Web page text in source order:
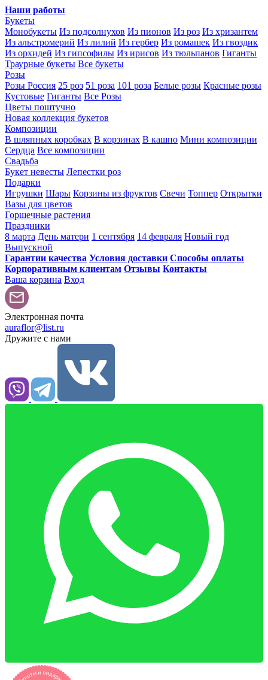
Наши работы
Букеты
Монобукеты Из подсолнухов Из пионов Из роз Из хризантем
Из альстромерий Из лилий Из гербер Из ромашек Из гвоздик
Из орхидей Из гипсофилы Из ирисов Из тюльпанов Гиганты
Траурные букеты Все букеты
Розы
Розы Россия 25 роз 51 роза 101 роза Белые розы Красные розы
Кустовые Гиганты Все Розы
Цветы поштучно
Новая коллекция букетов
Композиции
В шляпных коробках В корзинах В кашпо Мини композиции
Сердца Все композиции
Свадьба
Букет невесты Лепестки роз
Подарки
Игрушки Шары Корзины из фруктов Свечи Топпер Открытки
Вазы для цветов
Горшечные растения
Праздники
8 марта День матери 1 сентября 14 февраля Новый год
Выпускной
Гарантии качества Условия доставки Способы оплаты
Корпоративным клиентам Отзывы Контакты
Ваша корзина Вход
Электронная почта
auraflor@list.ru
Дружите с нами